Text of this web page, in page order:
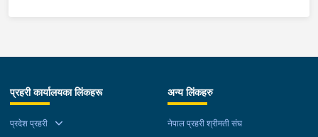
खटिएको प्रहरी टोलीले नियन्त्रणमा लिईएको ।
प्रहरी कार्यालयका लिंकहरू
प्रदेश प्रहरी
अन्य लिंकहरु
नेपाल प्रहरी श्रीमती संघ